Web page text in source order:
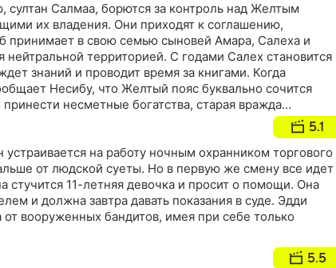
Салмаа, борются за контроль над Желтым
их владения. Они приходят к соглашению,
принимает в свою семью сыновей Амара, Салеха и
нейтральной территорией. С годами Салех становится
знаний и проводит время за книгами. Когда
Несибу, что Желтый пояс буквально сочится
несметные богатства, старая вражда
обуревает жажда неограниченного богатства и
5.1
на работу ночным охранником торгового
от людской суеты. Но в первую же смену все идет
стучится 11-летняя девочка и просит о помощи. Она
и должна завтра давать показания в суде. Эдди
от вооруженных бандитов, имея при себе только
5.5